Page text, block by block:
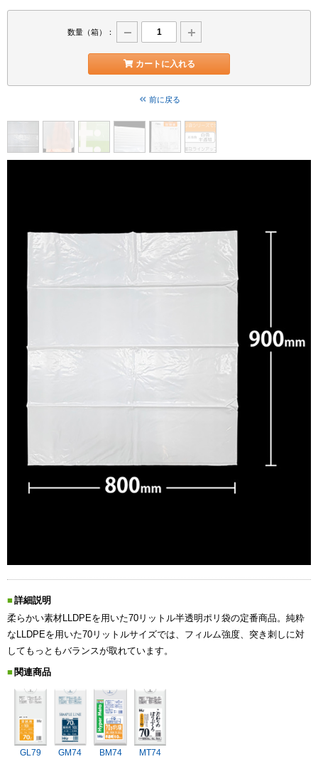
数量（箱）：
カートに入れる
前に戻る
詳細説明
柔らかい素材LLDPEを用いた70リットル半透明ポリ袋の定番商品。純粋
なLLDPEを用いた70リットルサイズでは、フィルム強度、突き刺しに対
してもっともバランスが取れています。
関連商品
GL79 GM74 BM74 MT74